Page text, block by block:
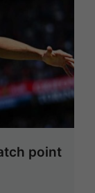
point